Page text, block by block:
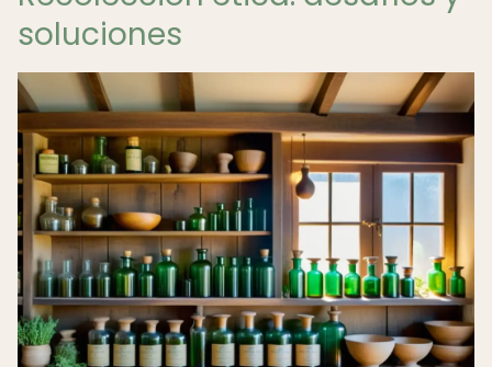
soluciones